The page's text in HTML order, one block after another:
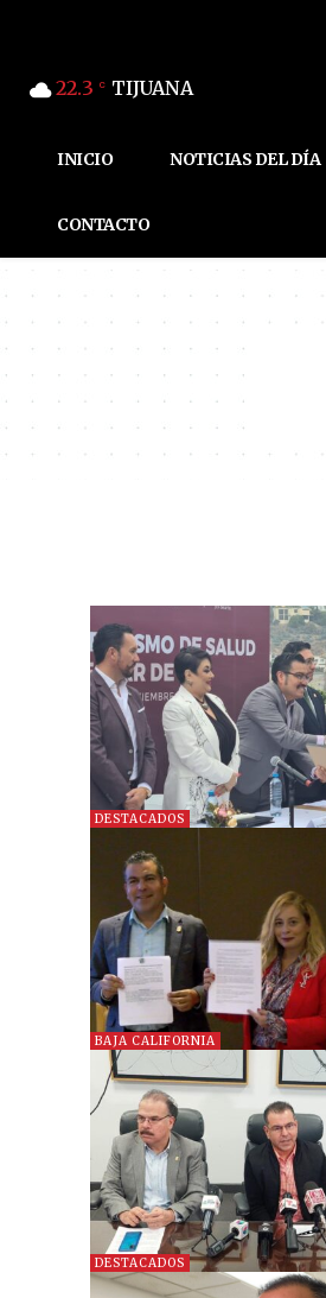
22.3 C TIJUANA
INICIO NOTICIAS DEL DÍA
CONTACTO
DESTACADOS
BAJA CALIFORNIA
DESTACADOS